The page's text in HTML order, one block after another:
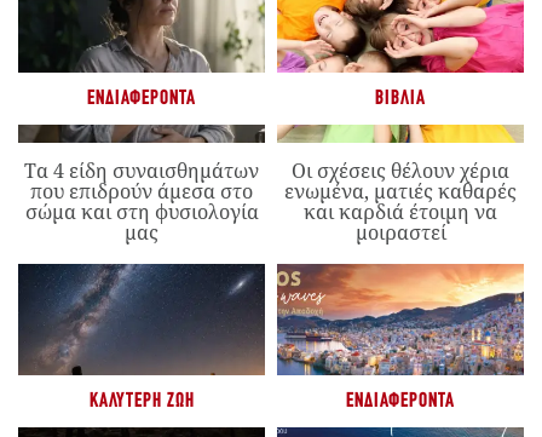
ΕΝΔΙΑΦΈΡΟΝΤΑ
Τα 4 είδη συναισθημάτων
που επιδρούν άμεσα στο
σώμα και στη φυσιολογία
μας
ΒΙΒΛΊΑ
Οι σχέσεις θέλουν χέρια
ενωμένα, ματιές καθαρές
και καρδιά έτοιμη να
μοιραστεί
ΚΑΛΎΤΕΡΗ ΖΩΉ ΕΝΔΙΑΦΈΡΟΝΤΑ